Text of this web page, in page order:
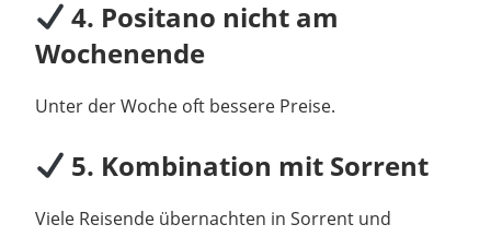
4. Positano nicht am
Wochenende
Unter der Woche oft bessere Preise.
5. Kombination mit Sorrent
Viele Reisende übernachten in Sorrent und